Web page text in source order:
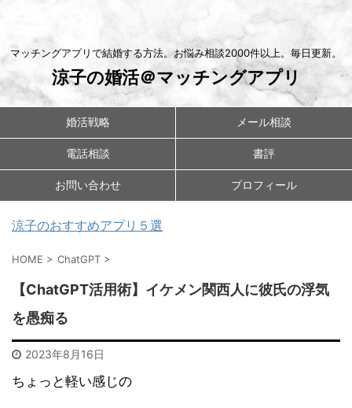
マッチングアプリで結婚する方法。お悩み相談2000件以上。毎日更新。
涼子の婚活＠マッチングアプリ
婚活戦略 メール相談
電話相談 書評
お問い合わせ プロフィール
涼子のおすすめアプリ５選
HOME > ChatGPT >
【ChatGPT活用術】イケメン関西人に彼氏の浮気
を愚痴る
2023年8月16日
ちょっと軽い感じの